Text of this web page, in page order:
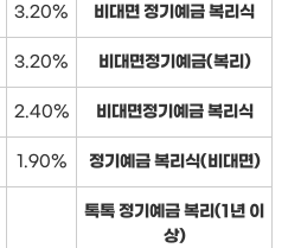
3.20% 비대면 정기예금 복리식
3.20% 비대면정기예금(복리)
2.40% 비대면정기예금 복리식
1.90% 정기예금 복리식(비대면)
톡톡 정기예금 복리(1년 이
상)